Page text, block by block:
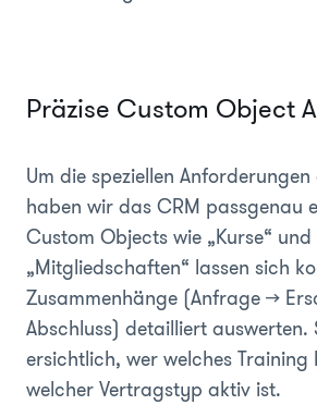
Präzise Custom Object
Um die speziellen
haben wir das CRM passgenau
Custom Objects wie „Kurse“ und
„Mitgliedschaften“ lassen sich
Zusammenhänge (Anfrage →
Abschluss) detailliert auswerten.
ersichtlich, wer welches
welcher Vertragstyp aktiv ist.